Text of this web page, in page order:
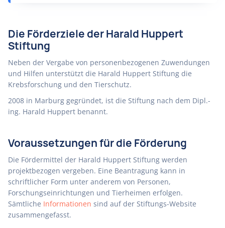
Die Förderziele der Harald Huppert
Stiftung
Neben der Vergabe von personenbezogenen Zuwendungen
und Hilfen unterstützt die Harald Huppert Stiftung die
Krebsforschung und den Tierschutz.
2008 in Marburg gegründet, ist die Stiftung nach dem Dipl.-
ing. Harald Huppert benannt.
Voraussetzungen für die Förderung
Die Fördermittel der Harald Huppert Stiftung werden
projektbezogen vergeben. Eine Beantragung kann in
schriftlicher Form unter anderem von Personen,
Forschungseinrichtungen und Tierheimen erfolgen.
Sämtliche Informationen sind auf der Stiftungs-Website
zusammengefasst.